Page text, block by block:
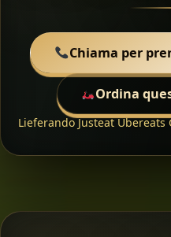
Chiama per
Ordina
LieferandoJusteatUbereats